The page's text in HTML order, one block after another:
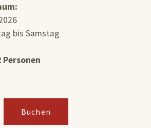
bis Samstag
Buchen